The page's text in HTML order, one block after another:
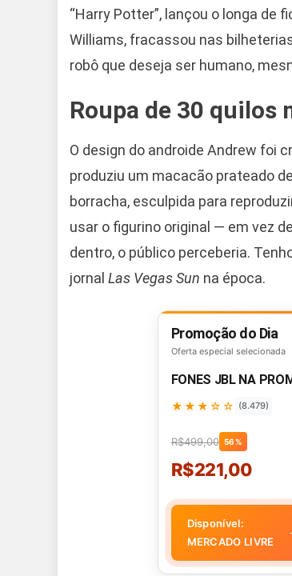
“Harry Potter”, lançou o longa de
Williams, fracassou nas
robô que deseja ser humano,
Roupa de 30 quilos
O design do androide Andrew foi
produziu um macacão prateado
borracha, esculpida para
usar o figurino original — em vez
dentro, o público perceberia.
jornal Las Vegas Sun na época.
Promoção do Dia
Oferta especial selecionada
FONES JBL NA
★★★☆☆ (8.479)
R$499,00 56%
R$221,00
Disponível:
MERCADO LIVRE